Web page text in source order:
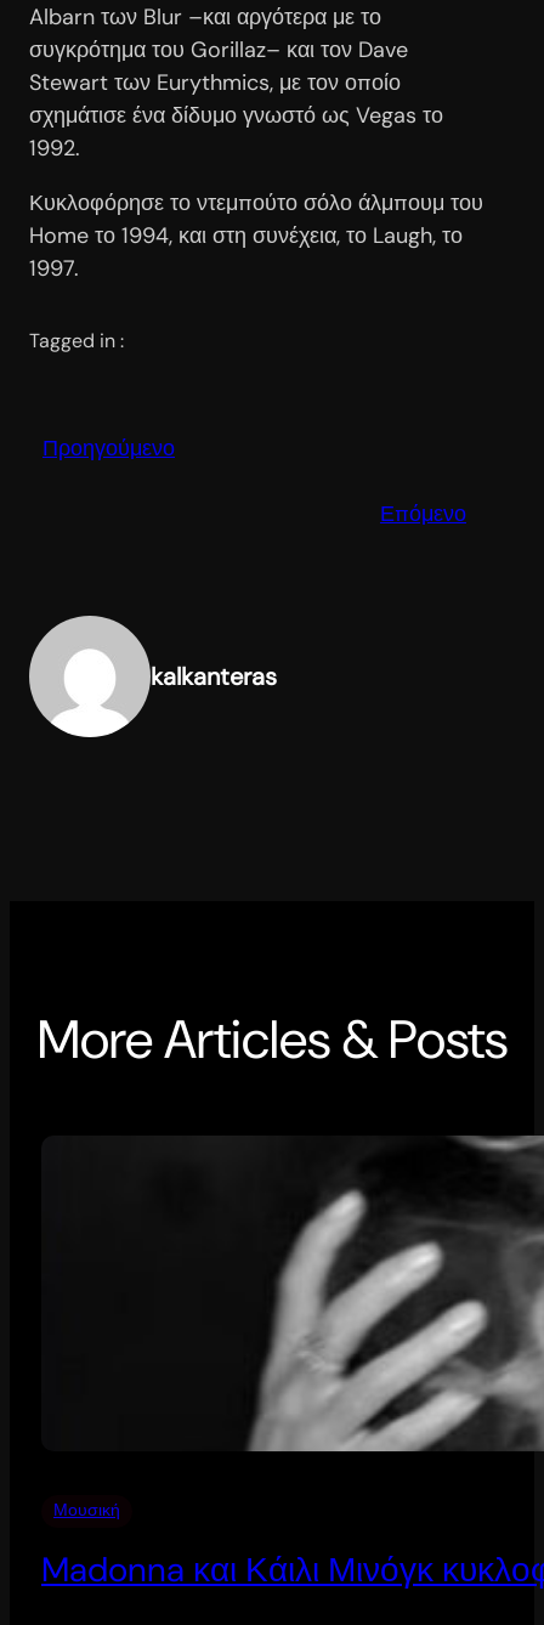
Albarn των Blur –και αργότερα με το
συγκρότημα του Gorillaz– και τον Dave
Stewart των Eurythmics, με τον οποίο
σχημάτισε ένα δίδυμο γνωστό ως Vegas το
1992.
Κυκλοφόρησε το ντεμπούτο σόλο άλμπουμ του
Home το 1994, και στη συνέχεια, το Laugh, το
1997.
Tagged in :
Προηγούμενο
Επόμενο
kalkanteras
More Articles & Posts
Μουσική
Madonna και Κάιλι Μινόγκ